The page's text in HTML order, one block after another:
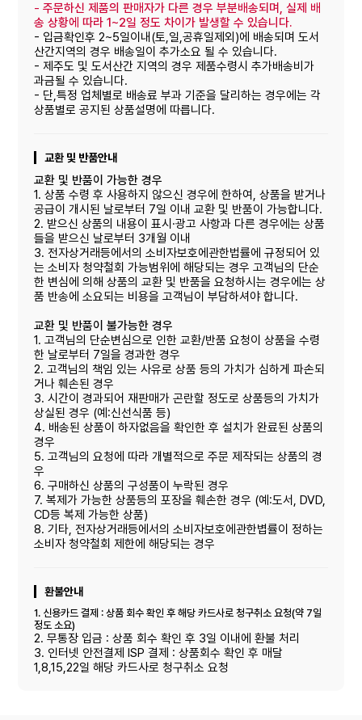
-주문하신 제품의 판매자가 다른 경우 부분배송되며, 실제 배
송 상황에 따라 1~2일 정도 차이가 발생할 수 있습니다.
- 입금확인후 2~5일이내(토,일,공휴일제외)에 배송되며 도서
산간지역의 경우 배송일이 추가소요 될 수 있습니다.
- 제주도 및 도서산간 지역의 경우 제품수령시 추가배송비가
과금될 수 있습니다.
- 단,특정 업체별로 배송료 부과 기준을 달리하는 경우에는 각
상품별로 공지된 상품설명에 따릅니다.
교환 및 반품안내
교환 및 반품이 가능한 경우
1. 상품 수령 후 사용하지 않으신 경우에 한하여, 상품을 받거나
공급이 개시된 날로부터 7일 이내 교환 및 반품이 가능합니다.
2. 받으신 상품의 내용이 표시·광고 사항과 다른 경우에는 상품
들을 받으신 날로부터 3개월 이내
3. 전자상거래등에서의 소비자보호에관한법률에 규정되어 있
는 소비자 청약철회 가능범위에 해당되는 경우 고객님의 단순
한 변심에 의해 상품의 교환 및 반품을 요청하시는 경우에는 상
품 반송에 소요되는 비용을 고객님이 부담하셔야 합니다.
교환 및 반품이 불가능한 경우
1. 고객님의 단순변심으로 인한 교환/반품 요청이 상품을 수령
한 날로부터 7일을 경과한 경우
2. 고객님의 책임 있는 사유로 상품 등의 가치가 심하게 파손되
거나 훼손된 경우
3. 시간이 경과되어 재판매가 곤란할 정도로 상품등의 가치가
상실된 경우 (예:신선식품 등)
4. 배송된 상품이 하자없음을 확인한 후 설치가 완료된 상품의
경우
5. 고객님의 요청에 따라 개별적으로 주문 제작되는 상품의 경
우
6. 구매하신 상품의 구성품이 누락된 경우
7. 복제가 가능한 상품등의 포장을 훼손한 경우 (예:도서, DVD,
CD등 복제 가능한 상품)
8. 기타, 전자상거래등에서의 소비자보호에관한볍률이 정하는
소비자 청약철회 제한에 해당되는 경우
환불안내
1. 신용카드 결제 : 상품 회수 확인 후 해당 카드사로 청구취소 요청(약 7일
정도 소요)
2. 무통장 입금 : 상품 회수 확인 후 3일 이내에 환불 처리
3. 인터넷 안전결제 ISP 결제 : 상품회수 확인 후 매달
1,8,15,22일 해당 카드사로 청구취소 요청